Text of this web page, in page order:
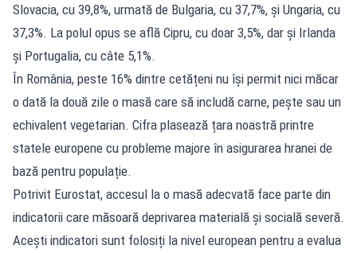
Slovacia, cu 39,8%, urmată de Bulgaria, cu 37,7%, și Ungaria, cu
37,3%. La polul opus se află Cipru, cu doar 3,5%, dar și Irlanda
și Portugalia, cu câte 5,1%.
În România, peste 16% dintre cetățeni nu își permit nici măcar
o dată la două zile o masă care să includă carne, pește sau un
echivalent vegetarian. Cifra plasează țara noastră printre
statele europene cu probleme majore în asigurarea hranei de
bază pentru populație.
Potrivit Eurostat, accesul la o masă adecvată face parte din
indicatorii care măsoară deprivarea materială și socială severă.
Acești indicatori sunt folosiți la nivel european pentru a evalua